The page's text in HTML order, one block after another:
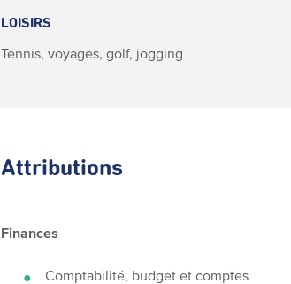
LOISIRS
Tennis, voyages, golf, jogging
Attributions
Finances
Comptabilité, budget et comptes